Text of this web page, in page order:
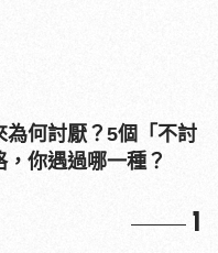
為何討厭？5個「不討
你遇過哪一種？
1